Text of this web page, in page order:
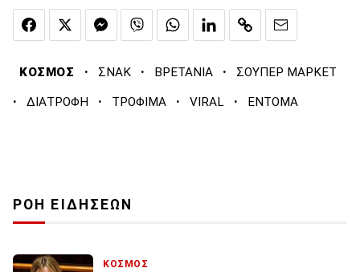
ΚΟΣΜΟΣ · ΣΝΑΚ · ΒΡΕΤΑΝΙΑ · ΣΟΥΠΕΡ ΜΑΡΚΕΤ
· ΔΙΑΤΡΟΦΗ · ΤΡΟΦΙΜΑ · VIRAL · ΕΝΤΟΜΑ
ΡΟΗ ΕΙΔΗΣΕΩΝ
ΚΟΣΜΟΣ